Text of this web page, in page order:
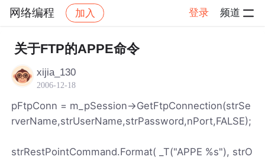
网络编程 加入 登录 频道
社区 网络编程 帖子详情
关于FTP的APPE命令
xijia_130
2006-12-18
pFtpConn = m_pSession->GetFtpConnection(strSe
rverName,strUserName,strPassword,nPort,FALSE);
strRestPointCommand.Format( _T("APPE %s"), strO